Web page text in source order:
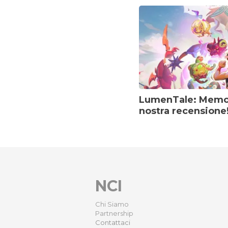
LumenTale:
nostra
NCI
Chi Siamo
Partnership
Contattaci